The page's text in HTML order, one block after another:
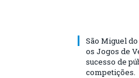
São Miguel
os Jogos de
sucesso de
competições.